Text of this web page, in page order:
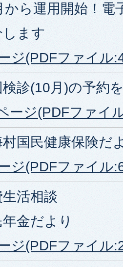
から運用開始！電
ます
ジ(PDFファイル
検診(10月)の予約
ージ(PDFファイ
村国民健康保険だ
ジ(PDFファイル
活相談
年金だより
ジ(PDFファイル